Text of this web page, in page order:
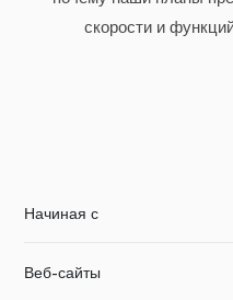
скорости и
Начиная с
Веб-сайты